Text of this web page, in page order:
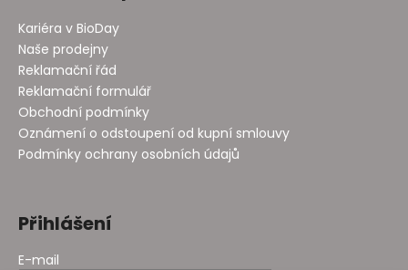
Kariéra v BioDay
Naše prodejny
Reklamační řád
Reklamační formulář
Obchodní podmínky
Oznámení o odstoupení od kupní smlouvy
Podmínky ochrany osobních údajů
Přihlášení
E-mail